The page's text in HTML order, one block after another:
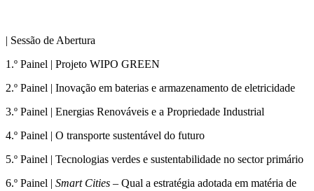
| Sessão de Abertura
1.º Painel | Projeto WIPO GREEN
2.º Painel | Inovação em baterias e armazenamento de eletricidade
3.º Painel | Energias Renováveis e a Propriedade Industrial
4.º Painel | O transporte sustentável do futuro
5.º Painel | Tecnologias verdes e sustentabilidade no sector primário
6.º Painel | Smart Cities – Qual a estratégia adotada em matéria de